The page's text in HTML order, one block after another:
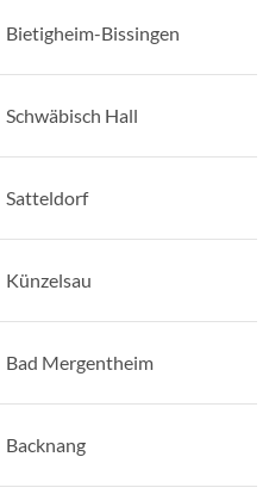
Bietigheim-Bissingen
Schwäbisch Hall
Satteldorf
Künzelsau
Bad Mergentheim
Backnang